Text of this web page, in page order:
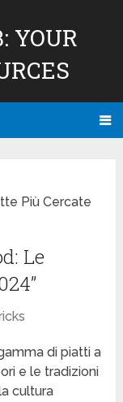
YOUR
Più Cercate
Le
di piatti a
e le tradizioni
cultura